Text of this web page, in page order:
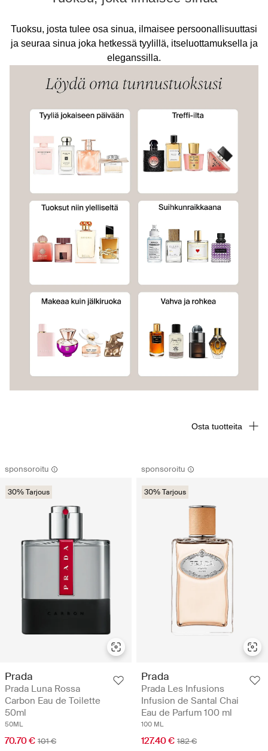
sponsoroitu
30% Tarjous
Prada
Prada Luna Rossa
Carbon Eau de Toilette
50ml
50ML
70.70 € 101 €
sponsoroitu
30% Tarjous
Prada
Prada Les Infusions
Infusion de Santal Chai
Eau de Parfum 100 ml
100 ML
127.40 € 182 €
Osta tuotteita
Tuoksu, josta tulee osa sinua, ilmaisee persoonallisuuttasi
ja seuraa sinua joka hetkessä tyylillä, itseluottamuksella ja
eleganssilla.